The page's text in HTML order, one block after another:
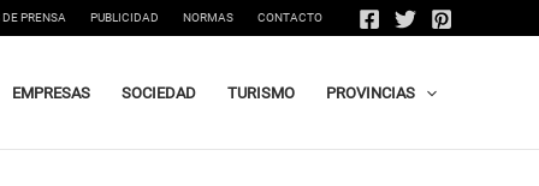
PRENSA PUBLICIDAD NORMAS CONTACTO
EMPRESAS SOCIEDAD TURISMO PROVINCIAS